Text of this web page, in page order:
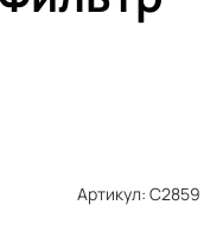
Артикул: C2859